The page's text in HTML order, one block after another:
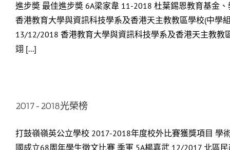
進步奬 最佳進步奬 6A梁家韋 11-2018 杜葉錫恩教育基金
香港教育大學與資訊科技學系及香港天主教教區學校(中學
13/12/2018 香港教育大學與資訊科技學系及香港天主教教
翊 [...]
2017-2018光榮榜
打鼓嶺嶺英公立學校 2017-2018年度校外比賽獲獎項目 學
國成立68周年學生徵文比賽 季軍 5A楊嘉武 12/2017 北區